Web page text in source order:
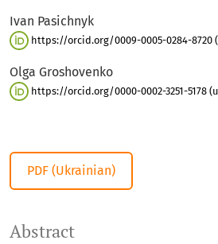
Ivan Pasichnyk
https://orcid.org/0009-0005-0284-8720
Olga Groshovenko
https://orcid.org/0000-0002-3251-5178
PDF (Ukrainian)
Abstract